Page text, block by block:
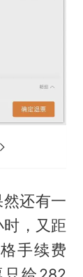
还有一
，又距
手续费